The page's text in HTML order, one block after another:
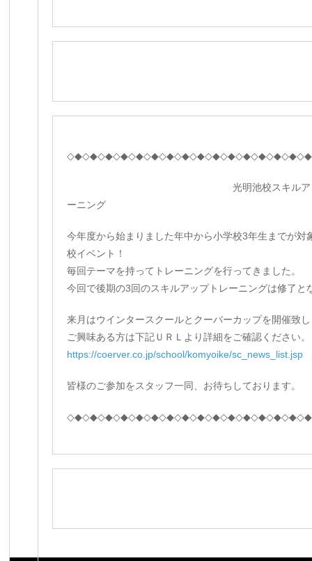
光明池校スキルアップ
ーニング
今年度から始まりました年中から小学校3年生までが対
校イベント！
毎回テーマを持ってトレーニングを行ってきました。
今回で後期の3回のスキルアップトレーニングは修了と
来月はウインタースクールとクーバーカップを開催致
ご興味ある方は下記ＵＲＬより詳細をご確認ください。
https://coerver.co.jp/school/komyoike/sc_news_list.jsp
皆様のご参加をスタッフ一同、お待ちしております。